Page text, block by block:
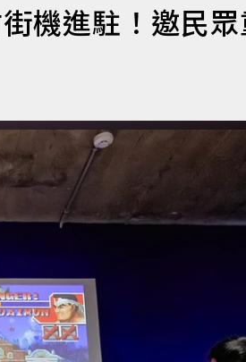
機進駐！邀民